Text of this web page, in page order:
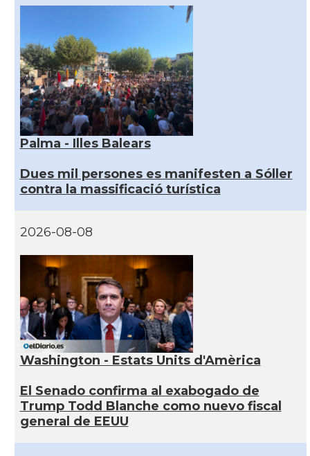
Palma - Illes Balears
Dues mil persones es manifesten a Sóller
contra la massificació turística
2026-08-08
Washington - Estats Units d'Amèrica
El Senado confirma al exabogado de
Trump Todd Blanche como nuevo fiscal
general de EEUU